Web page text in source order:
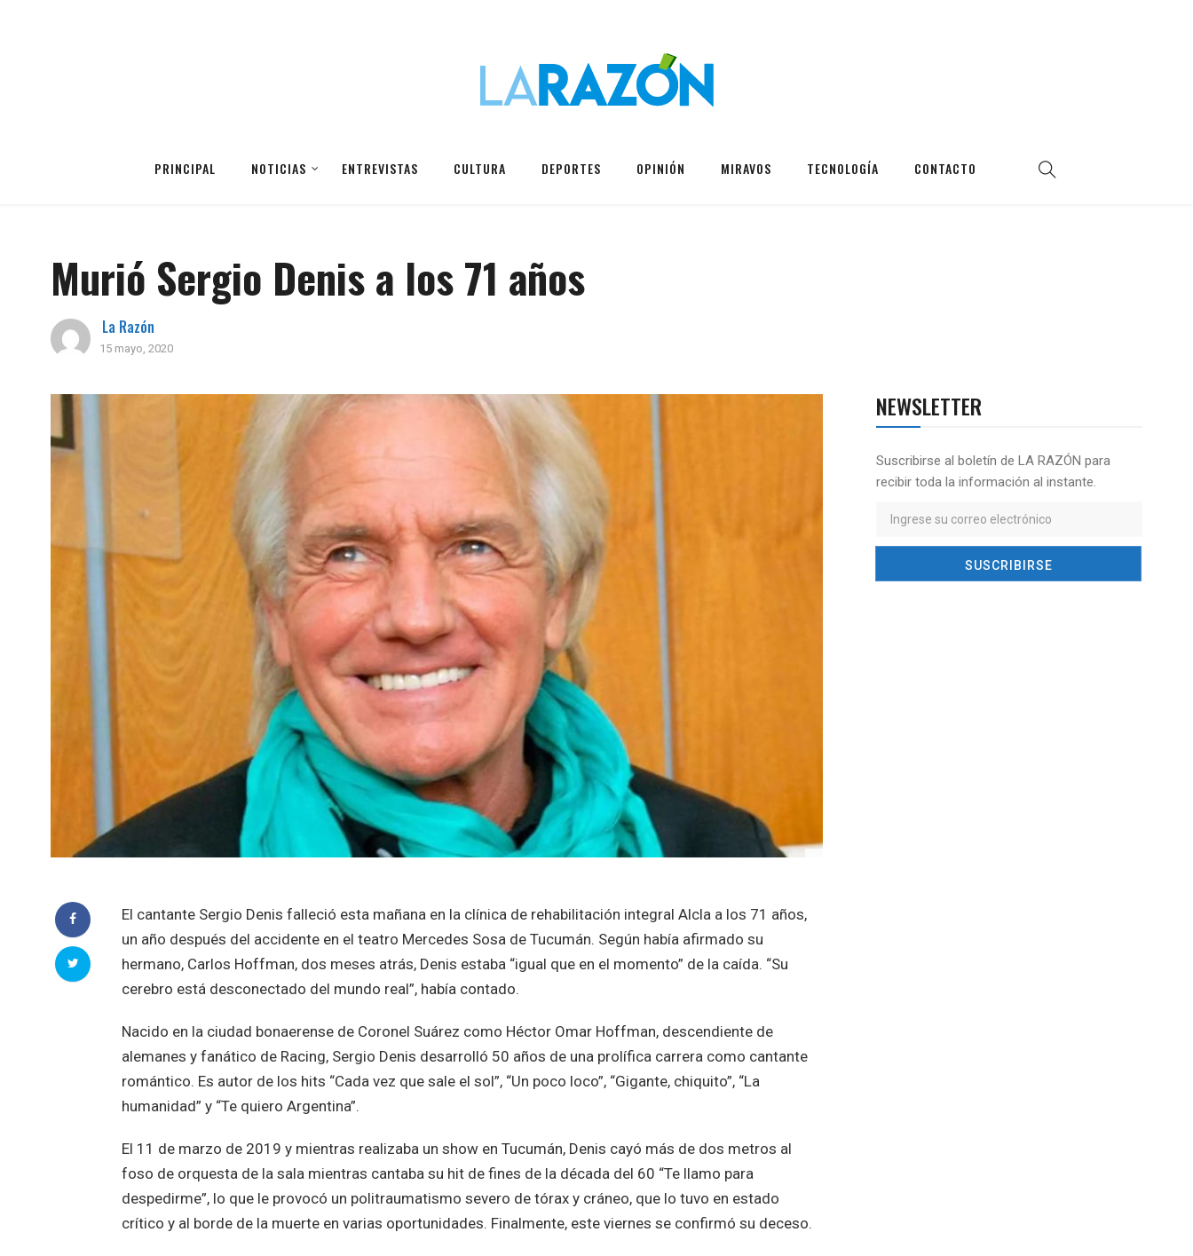
PRINCIPAL NOTICIAS ENTREVISTAS CULTURA DEPORTES OPINIÓN MIRAVOS TECNOLOGÍA CONTACTO
Murió Sergio Denis a los 71 años
La Razón
15 mayo, 2020
El cantante Sergio Denis falleció esta mañana en la clínica de rehabilitación integral Alcla a los 71 años,
un año después del accidente en el teatro Mercedes Sosa de Tucumán. Según había afirmado su
hermano, Carlos Hoffman, dos meses atrás, Denis estaba “igual que en el momento” de la caída. “Su
cerebro está desconectado del mundo real”, había contado.
Nacido en la ciudad bonaerense de Coronel Suárez como Héctor Omar Hoffman, descendiente de
alemanes y fanático de Racing, Sergio Denis desarrolló 50 años de una prolífica carrera como cantante
romántico. Es autor de los hits “Cada vez que sale el sol”, “Un poco loco”, “Gigante, chiquito”, “La
humanidad” y “Te quiero Argentina”.
El 11 de marzo de 2019 y mientras realizaba un show en Tucumán, Denis cayó más de dos metros al
foso de orquesta de la sala mientras cantaba su hit de fines de la década del 60 “Te llamo para
despedirme”, lo que le provocó un politraumatismo severo de tórax y cráneo, que lo tuvo en estado
crítico y al borde de la muerte en varias oportunidades. Finalmente, este viernes se confirmó su deceso.
NEWSLETTER
Suscribirse al boletín de LA RAZÓN para
recibir toda la información al instante.